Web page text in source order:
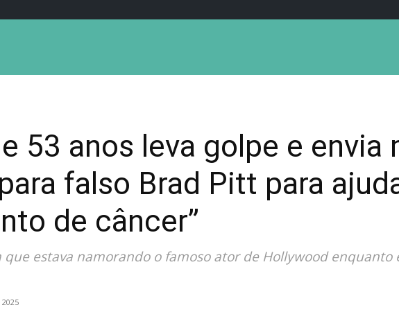
53 anos leva golpe e envia
falso Brad Pitt para
de câncer”
que estava namorando o famoso ator de Hollywood
2025